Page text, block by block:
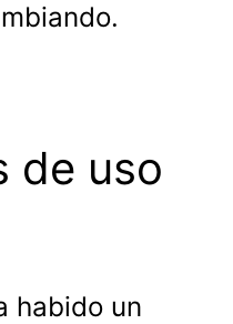
de uso
habido un